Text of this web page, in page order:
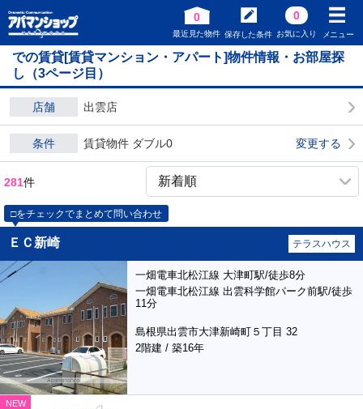
0
最近見た物件 保存した条件
0
お気に入り メニュー
での賃貸[賃貸マンション・アパート]物件情報・お部屋探
し（3ページ目）
店舗 出雲店
条件 賃貸物件 ダブル0 変更する
281件
□をチェックでまとめて問い合わせ
ＥＣ新崎 テラスハウス
一畑電車北松江線 大津町駅/徒歩8分
一畑電車北松江線 出雲科学館パーク前駅/徒歩
11分
島根県出雲市大津新崎町５丁目 32
2階建 / 築16年
NEW